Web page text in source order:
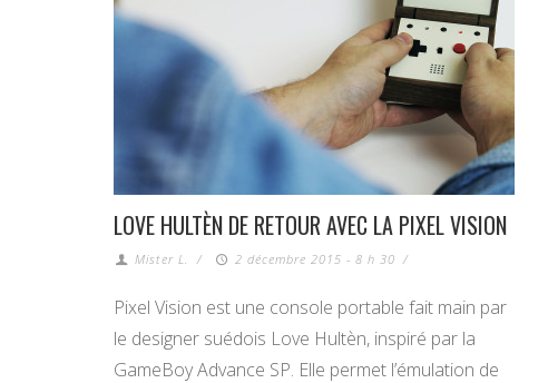
LOVE HULTÈN DE RETOUR AVEC LA PIXEL VISION
Mister L. / 2 décembre 2015 - 8 h 30 /
Pixel Vision est une console portable fait main par
le designer suédois Love Hultèn, inspiré par la
GameBoy Advance SP. Elle permet l’émulation de